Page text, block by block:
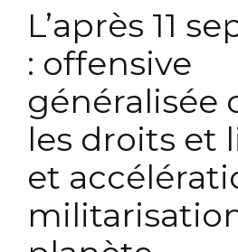
L’après 11
: offensive
généralisée
les droits et
et